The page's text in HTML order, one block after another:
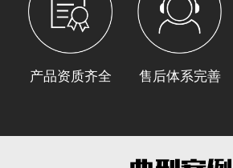
产品资质齐全 售后体系完善